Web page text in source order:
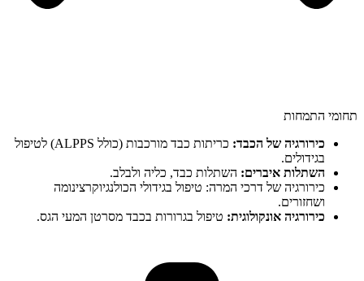
תחומי התמחות
כירורגיה של הכבד:
כריתות כבד מורכבות (כולל ALPPS) לטיפול
בגידולים.
השתלות איברים: השתלות כבד, כליה ולבלב.
כירורגיה של דרכי המרה: טיפול בגידולי הכולנגיוקרצינומה
ושחזורים.
כירורגיה אונקולוגית: טיפול בגרורות בכבד מסרטן המעי הגס.